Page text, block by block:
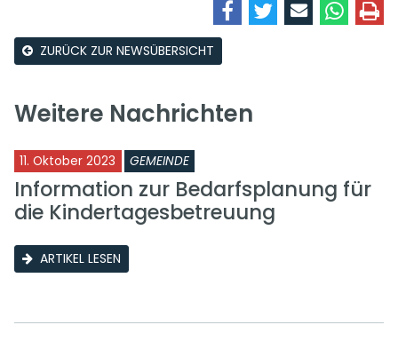
ZURÜCK ZUR NEWSÜBERSICHT
Weitere Nachrichten
11. Oktober 2023 GEMEINDE
Information zur Bedarfsplanung für
die Kindertagesbetreuung
ARTIKEL LESEN